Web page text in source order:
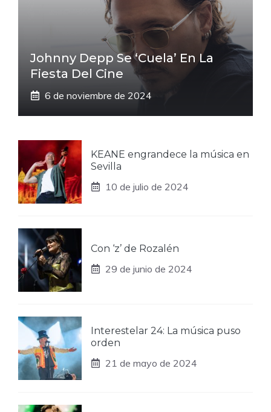
Johnny Depp Se ‘cuela’ En La
Fiesta Del Cine
6 de noviembre de 2024
KEANE engrandece la música en
Sevilla
10 de julio de 2024
Con ‘z’ de Rozalén
29 de junio de 2024
Interestelar 24: La música puso
orden
21 de mayo de 2024